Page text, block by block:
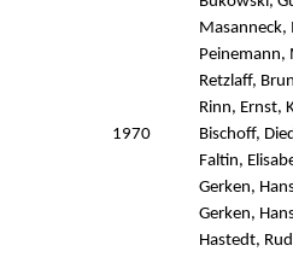
Retzlaff,
Rinn, Ernst,
1970
Bischoff,
Faltin,
Gerken,
Gerken,
Hastedt,